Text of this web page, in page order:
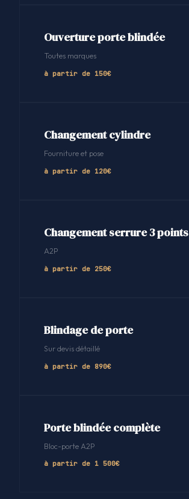
Ouverture porte blindée
Toutes marques
à partir de 150€
Changement cylindre
Fourniture et pose
à partir de 120€
Changement serrure 3 points
A2P
à partir de 250€
Blindage de porte
Sur devis détaillé
à partir de 890€
Porte blindée complète
Bloc-porte A2P
à partir de 1 500€